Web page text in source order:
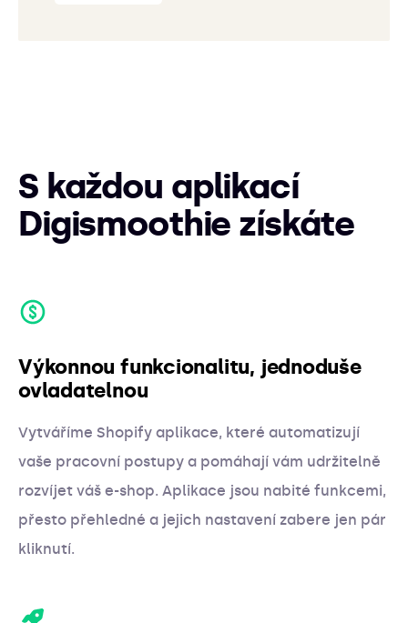
S každou aplikací
Digismoothie získáte
Výkonnou funkcionalitu, jednoduše
ovladatelnou
Vytváříme Shopify aplikace, které automatizují
vaše pracovní postupy a pomáhají vám udržitelně
rozvíjet váš e-shop. Aplikace jsou nabité funkcemi,
přesto přehledné a jejich nastavení zabere jen pár
kliknutí.